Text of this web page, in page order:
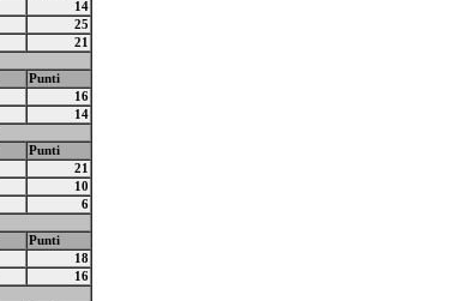
14
25
21
Punti
16
14
Punti
21
10
6
Punti
18
16